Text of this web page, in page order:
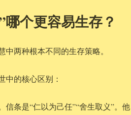
个更容易生存？
两种根本不同的生存策略。
中的核心区别：
信条是“仁以为己任”“舍生取义”。他